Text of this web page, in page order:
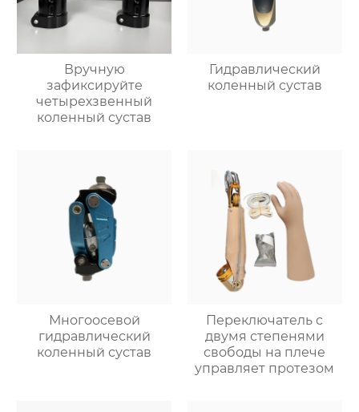
Вручную
зафиксируйте
четырехзвенный
коленный сустав
Гидравлический
коленный сустав
Многоосевой
гидравлический
коленный сустав
Переключатель с
двумя степенями
свободы на плече
управляет протезом